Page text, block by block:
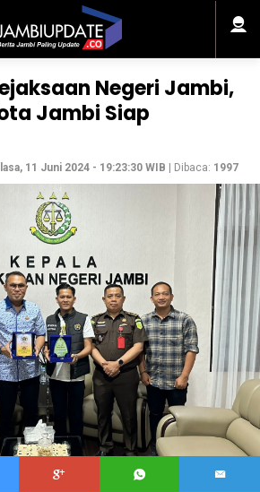
Negeri Jambi,
Jambi Siap
11 Juni 2024 - 19:23:30 WIB | Dibaca: 1997